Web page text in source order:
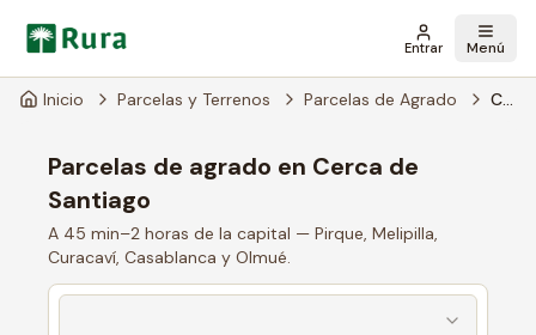
Entrar Menú
Inicio Parcelas y Terrenos Parcelas de Agrado Cerca de Santiago
Parcelas de agrado en Cerca de
Santiago
A 45 min–2 horas de la capital — Pirque, Melipilla,
Curacaví, Casablanca y Olmué.